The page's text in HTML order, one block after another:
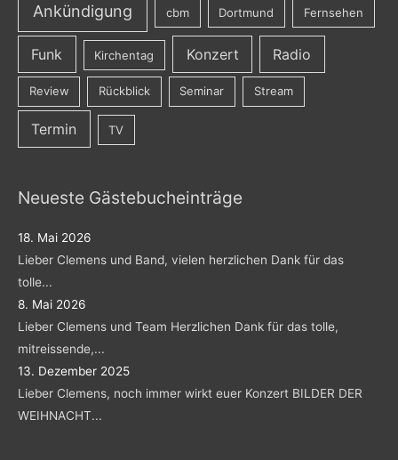
Ankündigung cbm Dortmund Fernsehen
Funk Kirchentag Konzert Radio
Review Rückblick Seminar Stream
Termin TV
Neueste Gästebucheinträge
18. Mai 2026
Lieber Clemens und Band, vielen herzlichen Dank für das
tolle...
8. Mai 2026
Lieber Clemens und Team Herzlichen Dank für das tolle,
mitreissende,...
13. Dezember 2025
Lieber Clemens, noch immer wirkt euer Konzert BILDER DER
WEIHNACHT...